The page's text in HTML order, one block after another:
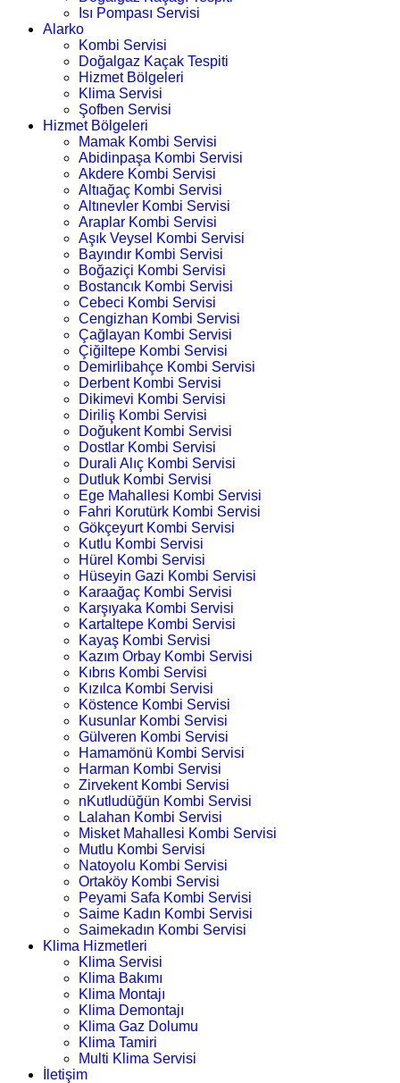
Isı Pompası Servisi
Alarko
Kombi Servisi
Doğalgaz Kaçak Tespiti
Hizmet Bölgeleri
Klima Servisi
Şofben Servisi
Hizmet Bölgeleri
Mamak Kombi Servisi
Abidinpaşa Kombi Servisi
Akdere Kombi Servisi
Altıağaç Kombi Servisi
Altınevler Kombi Servisi
Araplar Kombi Servisi
Aşık Veysel Kombi Servisi
Bayındır Kombi Servisi
Boğaziçi Kombi Servisi
Bostancık Kombi Servisi
Cebeci Kombi Servisi
Cengizhan Kombi Servisi
Çağlayan Kombi Servisi
Çiğiltepe Kombi Servisi
Demirlibahçe Kombi Servisi
Derbent Kombi Servisi
Dikimevi Kombi Servisi
Diriliş Kombi Servisi
Doğukent Kombi Servisi
Dostlar Kombi Servisi
Durali Alıç Kombi Servisi
Dutluk Kombi Servisi
Ege Mahallesi Kombi Servisi
Fahri Korutürk Kombi Servisi
Gökçeyurt Kombi Servisi
Kutlu Kombi Servisi
Hürel Kombi Servisi
Hüseyin Gazi Kombi Servisi
Karaağaç Kombi Servisi
Karşıyaka Kombi Servisi
Kartaltepe Kombi Servisi
Kayaş Kombi Servisi
Kazım Orbay Kombi Servisi
Kıbrıs Kombi Servisi
Kızılca Kombi Servisi
Köstence Kombi Servisi
Kusunlar Kombi Servisi
Gülveren Kombi Servisi
Hamamönü Kombi Servisi
Harman Kombi Servisi
Zirvekent Kombi Servisi
nKutludüğün Kombi Servisi
Lalahan Kombi Servisi
Misket Mahallesi Kombi Servisi
Mutlu Kombi Servisi
Natoyolu Kombi Servisi
Ortaköy Kombi Servisi
Peyami Safa Kombi Servisi
Saime Kadın Kombi Servisi
Saimekadın Kombi Servisi
Klima Hizmetleri
Klima Servisi
Klima Bakımı
Klima Montajı
Klima Demontajı
Klima Gaz Dolumu
Klima Tamiri
Multi Klima Servisi
İletişim